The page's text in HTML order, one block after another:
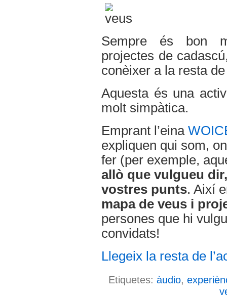
Sempre és bon
projectes de
conèixer a la resta
Aquesta és una
molt simpàtica.
Emprant l’eina
expliquen qui som,
fer (per exemple,
allò que vulgueu
vostres punts. Així
mapa de veus i
persones que hi
convidats!
Llegeix la resta de
Etiquetes: àudio,